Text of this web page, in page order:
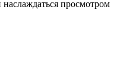
наслаждаться просмотром